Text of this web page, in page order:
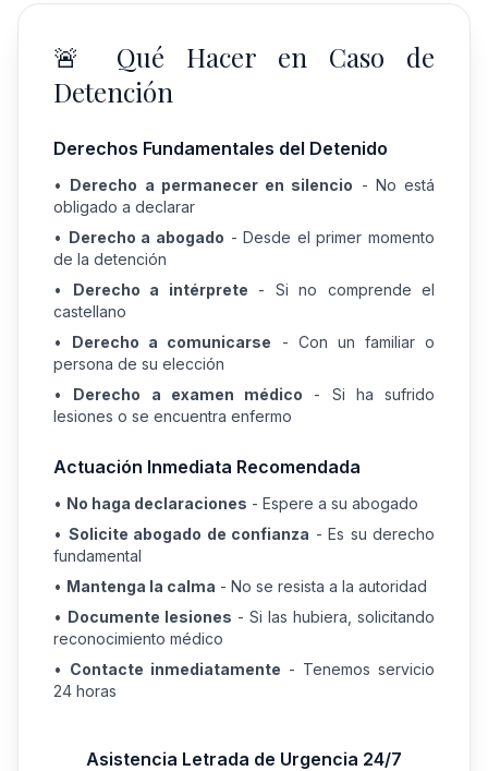
🚨 Qué Hacer en Caso de
Detención
Derechos Fundamentales del Detenido
• Derecho a permanecer en silencio - No está
obligado a declarar
• Derecho a abogado - Desde el primer momento
de la detención
• Derecho a intérprete - Si no comprende el
castellano
• Derecho a comunicarse - Con un familiar o
persona de su elección
• Derecho a examen médico - Si ha sufrido
lesiones o se encuentra enfermo
Actuación Inmediata Recomendada
• No haga declaraciones - Espere a su abogado
• Solicite abogado de confianza - Es su derecho
fundamental
• Mantenga la calma - No se resista a la autoridad
• Documente lesiones - Si las hubiera, solicitando
reconocimiento médico
• Contacte inmediatamente - Tenemos servicio
24 horas
Asistencia Letrada de Urgencia 24/7